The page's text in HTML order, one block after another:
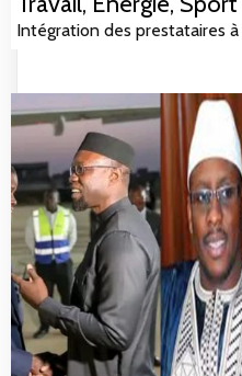
Intégration des prestataires